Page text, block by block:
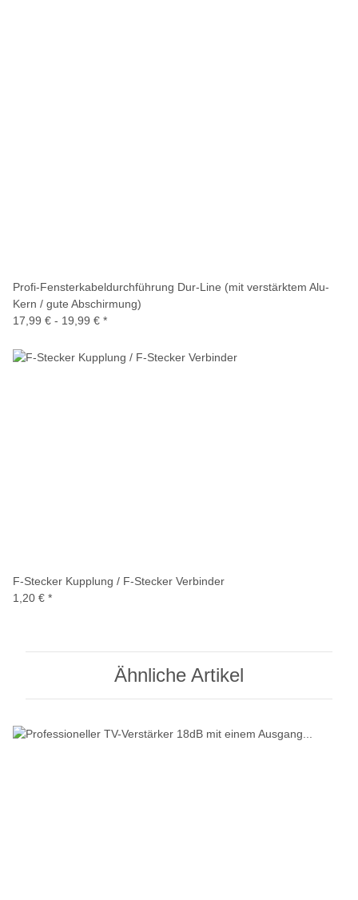
Profi-Fensterkabeldurchführung Dur-Line (mit verstärktem Alu-
Kern / gute Abschirmung)
17,99 € - 19,99 € *
F-Stecker Kupplung / F-Stecker Verbinder
1,20 € *
Ähnliche Artikel